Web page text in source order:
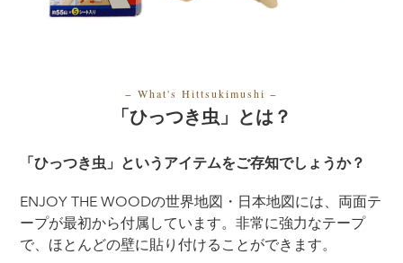
− What's Hittsukimushi −
「ひっつき虫」とは？
「ひっつき虫」というアイテムをご存知でしょうか？
ENJOY THE WOODの世界地図・日本地図には、両面テ
ープが最初から付属しています。非常に強力なテープ
で、ほとんどの壁に貼り付けることができます。